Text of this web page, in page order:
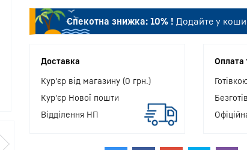
Спекотна знижка: 10% ! Додайте у
Доставка
Кур'єр від магазину (0 грн.)
Кур'єр Нової пошти
Відділення НП
Оплата